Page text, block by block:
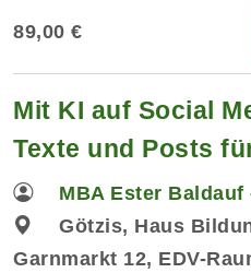
89,00 €
Mit KI auf Social
Texte und Posts
MBA Ester Baldauf
Götzis, Haus
Garnmarkt 12, EDV-